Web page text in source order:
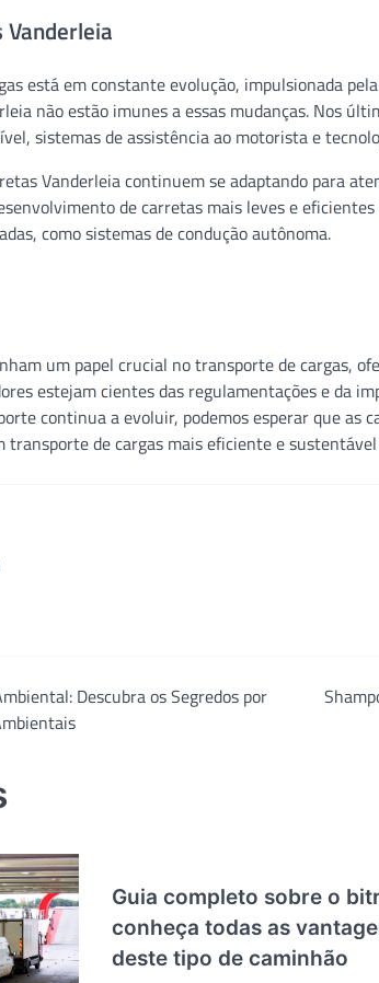
está em constante evolução, impulsionada
não estão imunes a essas mudanças. Nos
sistemas de assistência ao motorista e
Vanderleia continuem se adaptando para
de carretas mais leves e
como sistemas de condução autônoma.
um papel crucial no transporte de cargas,
estejam cientes das regulamentações e da
continua a evoluir, podemos esperar que as
transporte de cargas mais eficiente e
Descubra os Segredos por
Guia completo sobre o
conheça todas as
deste tipo de caminhão